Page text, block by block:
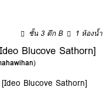
ชั้น 3 ตึก B 1 ห้องน้ำ
Blucove Sathorn]
)
Blucove Sathorn]